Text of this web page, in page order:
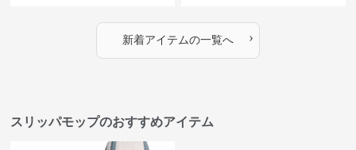
新着アイテムの一覧へ ›
スリッパモップのおすすめアイテム